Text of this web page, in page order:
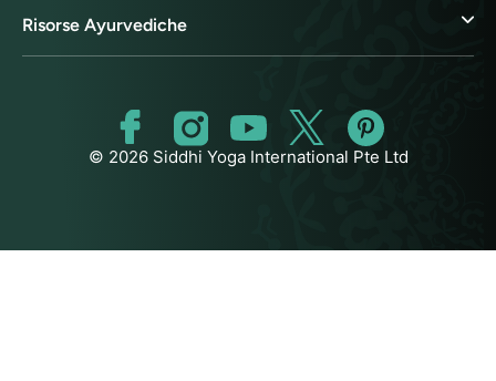
Risorse Ayurvediche
© 2026 Siddhi Yoga International Pte Ltd